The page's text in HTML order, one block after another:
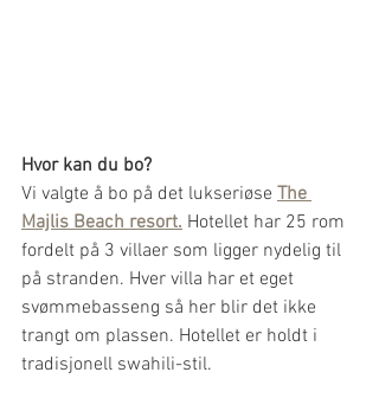
Hvor kan du bo?
Vi valgte å bo på det lukseriøse The
Majlis Beach resort. Hotellet har 25 rom
fordelt på 3 villaer som ligger nydelig til
på stranden. Hver villa har et eget
svømmebasseng så her blir det ikke
trangt om plassen. Hotellet er holdt i
tradisjonell swahili-stil.